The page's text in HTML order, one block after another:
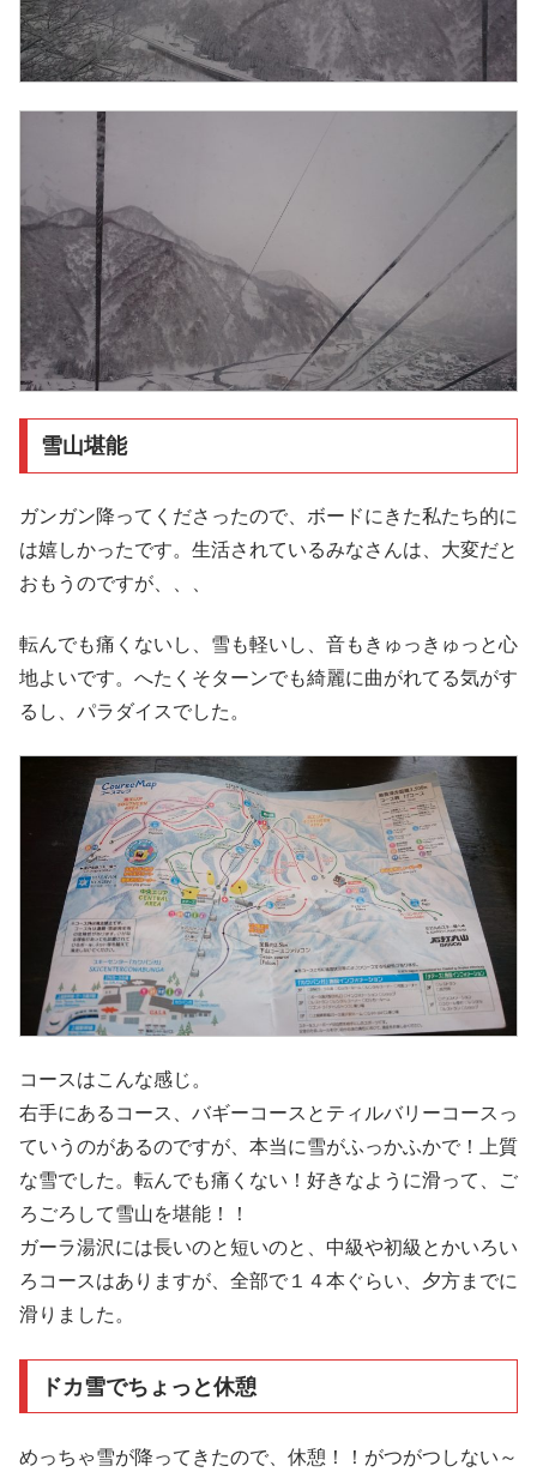
雪山堪能
ガンガン降ってくださったので、ボードにきた私たち的に
は嬉しかったです。生活されているみなさんは、大変だと
おもうのですが、、、
転んでも痛くないし、雪も軽いし、音もきゅっきゅっと心
地よいです。へたくそターンでも綺麗に曲がれてる気がす
るし、パラダイスでした。
コースはこんな感じ。
右手にあるコース、バギーコースとティルバリーコースっ
ていうのがあるのですが、本当に雪がふっかふかで！上質
な雪でした。転んでも痛くない！好きなように滑って、ご
ろごろして雪山を堪能！！
ガーラ湯沢には長いのと短いのと、中級や初級とかいろい
ろコースはありますが、全部で１４本ぐらい、夕方までに
滑りました。
ドカ雪でちょっと休憩
めっちゃ雪が降ってきたので、休憩！！がつがつしない～